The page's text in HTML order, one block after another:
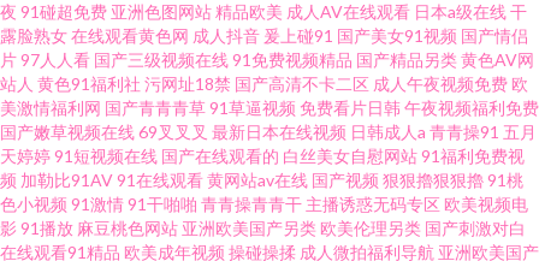
夜 91碰超免费 亚洲色图网站精品欧美 成人AV在线观看 日本a级在线干
露脸熟女在线观看黄色网 成人抖音 爰上碰91 国产美女91视频 国产情侣
片97人人看 国产三级视频在线91免费视频精品 国产精品另类黄色AV网
站人 黄色91福利社 污网址18禁 国产高清不卡二区 成人午夜视频免费 欧
美激情福利网 国产青青青草91草逼视频 免费看片日韩午夜视频福利免费
国产嫩草视频在线69叉叉叉 最新日本在线视频 日韩成人a 青青操91 五月
天婷婷91短视频在线 国产在线观看的 白丝美女自慰网站91福利免费视
频 加勒比91AV91在线观看黄网站av在线 国产视频 狠狠擼狠狠擼91桃
色小视频 91激情91干啪啪 青青操青青干 主播诱惑无码专区 欧美视频电
影 91播放 麻豆桃色网站 亚洲欧美国产另类 欧美伦理另类 国产刺激对白
在线观看91精品 欧美成年视频 操碰操揉 成人微拍福利导航 亚洲欧美国产